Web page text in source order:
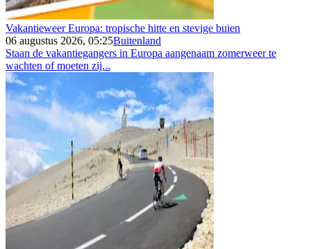
Vakantieweer Europa: tropische hitte en stevige buien
06 augustus 2026, 05:25Buitenland
Staan de vakantiegangers in Europa aangenaam zomerweer te
wachten of moeten zij...